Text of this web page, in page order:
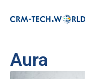
Aura